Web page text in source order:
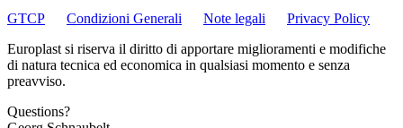
GTCP
Condizioni Generali Note legali
Privacy Policy
Europlast si riserva il diritto di apportare miglioramenti e modifiche
di natura tecnica ed economica in qualsiasi momento e senza
preavviso.
Questions?